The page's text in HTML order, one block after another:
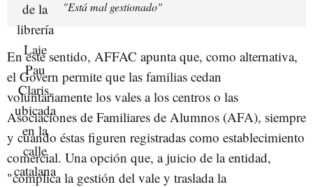
"Está mal gestionado"
En este sentido, AFFAC apunta que, como alternativa,
el Govern permite que las familias cedan
voluntariamente los vales a los centros o las
Asociaciones de Familiares de Alumnos (AFA), siempre
y cuando éstas figuren registradas como establecimiento
comercial. Una opción que, a juicio de la entidad,
"complica la gestión del vale y traslada la